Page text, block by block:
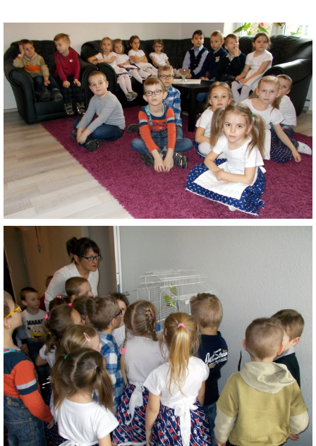
VÝVESKA PRIJATÝCH DETÍ NA ŠKOLSKÝ ROK 2026/2027
POKRAČOVANIE PLNENIA POVINNÉHO
PREDPRIMÁRNEHO VZDELÁVANIA
ŠKOLSKÝ VZDELÁVACÍ PROGRAM ZVEDAVÁ KUKUČKA
SPRÁVY O VÝCHOVNO-VZDELÁVACEJ ČINNOSTI
ŠKOLSKÝ PORIADOK
SMERNICE
ČO NÁS ČAKÁ V ŠKÔLKE...
ZAUJÍMAVOSTI PRE RODIČOV
ORGANIZÁCIA DŇA
TLAČIVÁ